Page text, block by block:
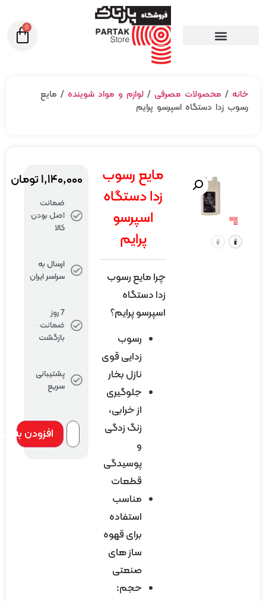
محصولات مصرفی /لوازم و مواد شوینده / مایع
زدا دستگاه اسپرسو پرایم
مایع رسوب
زدا دستگاه
اسپرسو
چرا مایع رسوب
زدا دستگاه
اسپرسو پرایم؟
رسوب
زدایی قوی
نازل بخار
جلوگیری
از خرابی،
زنگ زدگی
پوسیدگی
قطعات
مناسب
استفاده
برای قهوه
ساز های
صنعتی
حجم:
۱,۱۴۰,۰۰۰تومان
اصل بودن
ارسال به
سراسر ایران
ضمانت
پشتیبانی
سریع
4 در انبار
افزودن به سبد خرید